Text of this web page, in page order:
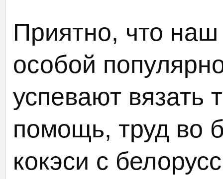
Приятно, что наш
особой
успевают вязать
помощь, труд во
кокэси с